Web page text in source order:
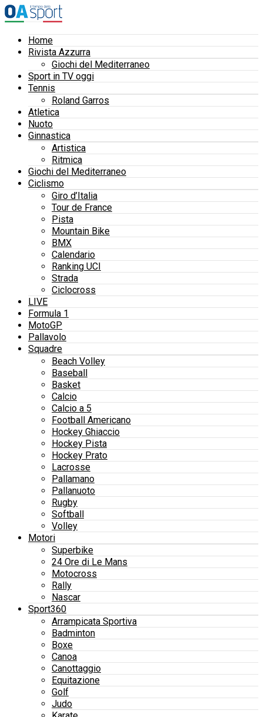
Home
Rivista Azzurra
Giochi del Mediterraneo
Sport in TV oggi
Tennis
Roland Garros
Atletica
Nuoto
Ginnastica
Artistica
Ritmica
Giochi del Mediterraneo
Ciclismo
Giro d’Italia
Tour de France
Pista
Mountain Bike
BMX
Calendario
Ranking UCI
Strada
Ciclocross
LIVE
Formula 1
MotoGP
Pallavolo
Squadre
Beach Volley
Baseball
Basket
Calcio
Calcio a 5
Football Americano
Hockey Ghiaccio
Hockey Pista
Hockey Prato
Lacrosse
Pallamano
Pallanuoto
Rugby
Softball
Volley
Motori
Superbike
24 Ore di Le Mans
Motocross
Rally
Nascar
Sport360
Arrampicata Sportiva
Badminton
Boxe
Canoa
Canottaggio
Equitazione
Golf
Judo